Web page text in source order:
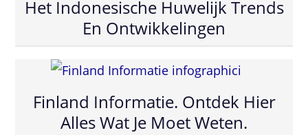
Het Indonesische Huwelijk Trends
En Ontwikkelingen
Finland Informatie. Ontdek Hier
Alles Wat Je Moet Weten.